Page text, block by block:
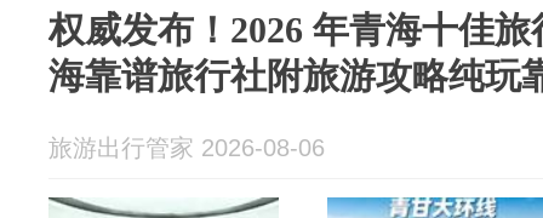
权威发布！2026 年青海十佳
海靠谱旅行社附旅游攻略纯玩
旅游出行管家 2026-08-06